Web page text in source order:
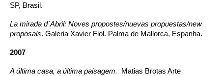
SP, Brasil.
La mirada d´Abril: Noves propostes/nuevas propuestas/new
proposals. Galeria Xavier Fiol. Palma de Mallorca, Espanha.
2007
A última casa, a última paisagem. Matias Brotas Arte